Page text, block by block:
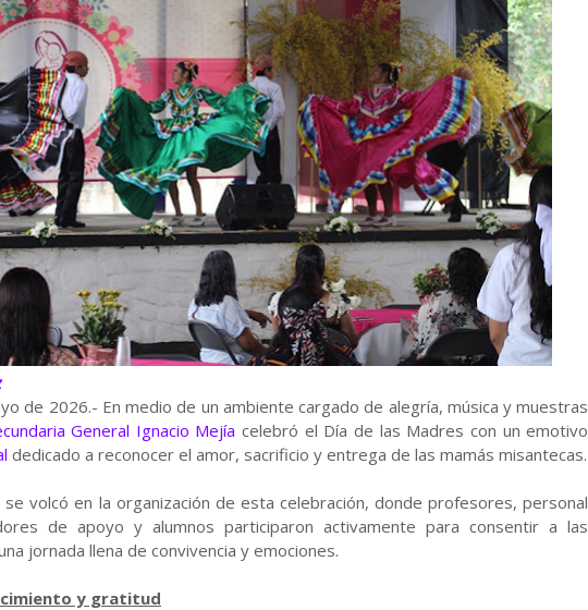
de 2026.- En medio de un ambiente cargado de alegría, música y muestras
General Ignacio Mejía celebró el Día de las Madres con un emotivo
dedicado a reconocer el amor, sacrificio y entrega de las mamás misantecas.
se volcó en la organización de esta celebración, donde profesores, personal
de apoyo y alumnos participaron activamente para consentir a las
jornada llena de convivencia y emociones.
y gratitud